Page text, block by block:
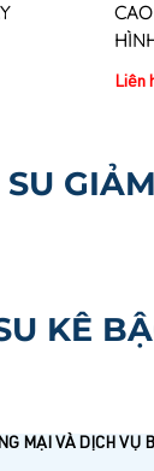
KÊ
MẠI VÀ DỊCH VỤ